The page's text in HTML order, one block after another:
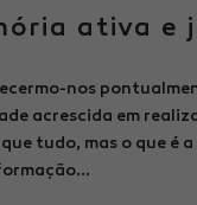
ativa e
nos
acrescida em
tudo, mas o que é